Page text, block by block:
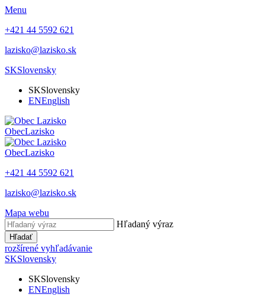
Menu
+421 44 5592 621
lazisko@lazisko.sk
SKSlovensky
SKSlovensky
ENEnglish
ObecLazisko
ObecLazisko
+421 44 5592 621
lazisko@lazisko.sk
Mapa webu
Hľadaný výraz
Hľadať
rozšírené vyhľadávanie
SKSlovensky
SKSlovensky
ENEnglish